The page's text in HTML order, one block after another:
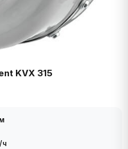
KVX 315
ч